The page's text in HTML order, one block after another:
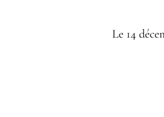
Le 14